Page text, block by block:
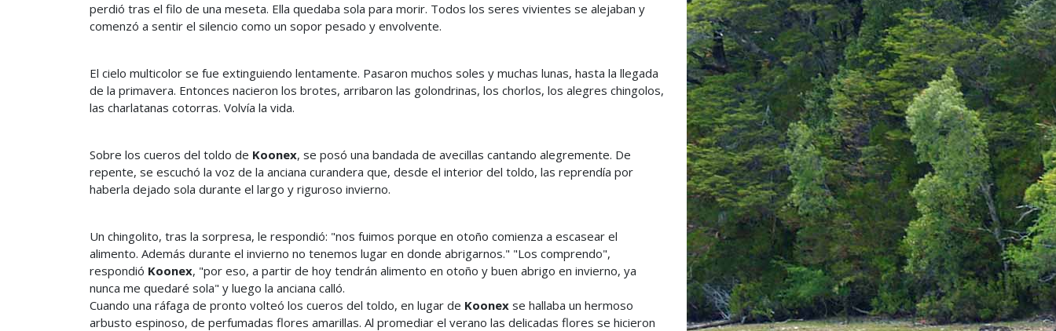
perdió tras el filo de una meseta. Ella quedaba sola para morir. Todos los seres vivientes se alejaban y
comenzó a sentir el silencio como un sopor pesado y envolvente.
El cielo multicolor se fue extinguiendo lentamente. Pasaron muchos soles y muchas lunas, hasta la llegada
de la primavera. Entonces nacieron los brotes, arribaron las golondrinas, los chorlos, los alegres chingolos,
las charlatanas cotorras. Volvía la vida.
Sobre los cueros del toldo de Koonex, se posó una bandada de avecillas cantando alegremente. De
repente, se escuchó la voz de la anciana curandera que, desde el interior del toldo, las reprendía por
haberla dejado sola durante el largo y riguroso invierno.
Un chingolito, tras la sorpresa, le respondió: "nos fuimos porque en otoño comienza a escasear el
alimento. Además durante el invierno no tenemos lugar en donde abrigarnos." "Los comprendo",
respondió Koonex, "por eso, a partir de hoy tendrán alimento en otoño y buen abrigo en invierno, ya
nunca me quedaré sola" y luego la anciana calló.
Cuando una ráfaga de pronto volteó los cueros del toldo, en lugar de Koonex se hallaba un hermoso
arbusto espinoso, de perfumadas flores amarillas. Al promediar el verano las delicadas flores se hicieron